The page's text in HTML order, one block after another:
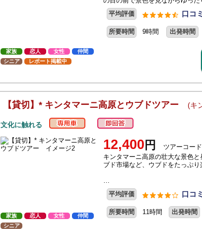
家族 恋人 女性
仲間
シニア
レポート掲載中
平均評価
口コ
所要時間 9時間 出発時間
【貸切】* キンタマーニ高原とウブドツアー (キ
文化に触れる
家族 恋人 女性
仲間
シニア
12,400 円
ツアーコー
キンタマーニ高原の壮大な景色
ブド市場など、ウブドをたっぷり
…
平均評価
口コ
所要時間 11時間 出発時間